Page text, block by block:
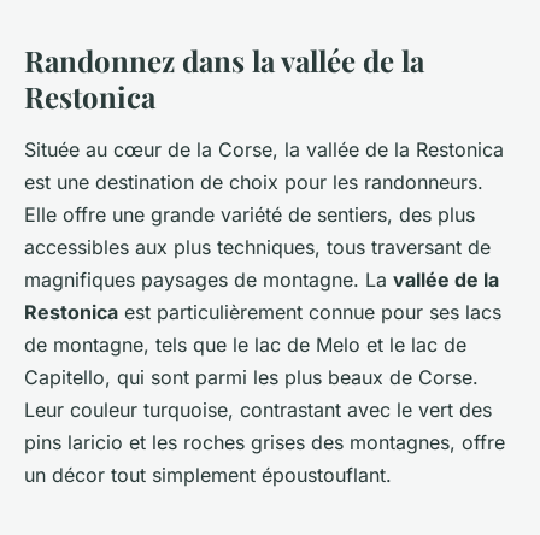
Randonnez dans la vallée de la
Restonica
Située au cœur de la Corse, la vallée de la Restonica
est une destination de choix pour les randonneurs.
Elle offre une grande variété de sentiers, des plus
accessibles aux plus techniques, tous traversant de
magnifiques paysages de montagne. La vallée de la
Restonica est particulièrement connue pour ses lacs
de montagne, tels que le lac de Melo et le lac de
Capitello, qui sont parmi les plus beaux de Corse.
Leur couleur turquoise, contrastant avec le vert des
pins laricio et les roches grises des montagnes, offre
un décor tout simplement époustouflant.